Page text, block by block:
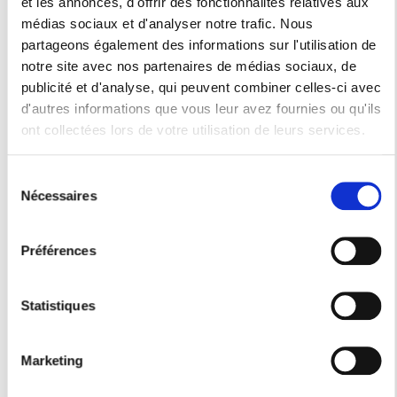
médias sociaux et d'analyser notre trafic. Nous
partageons également des informations sur l'utilisation de
notre site avec nos partenaires de médias sociaux, de
publicité et d'analyse, qui peuvent combiner celles-ci avec
d'autres informations que vous leur avez fournies ou qu'ils
ont collectées lors de votre utilisation de leurs services.
Nécessaires
Préférences
Statistiques
Marketing
un grand square parisien de plus de 30 000 m2, dans
le quartier Croulebarbe. Le
> Lire l'article
15 juillet 2021